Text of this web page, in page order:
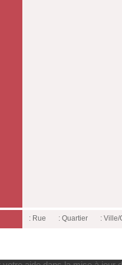
: Rue : Quartier :